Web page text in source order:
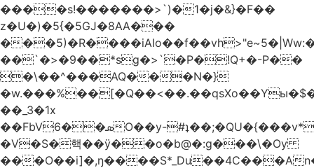
����s!�������>`)�1�j�&}�F��
z�U�)�5{�5GJ�8AA���
�
��`�>�9��*sg�>`�P�!Q+�-P��
�\��^���AQ���N�}
��_3�1x
��FbVܣ��6O��y-#ʇ��;�QU�{���v*�<�e�
�V�S�핵��ӱ��o�b@�:g���\�Oy
���O��i]�,ŋ����S*_Du��4C���A